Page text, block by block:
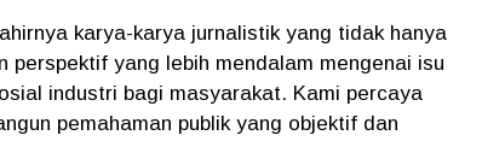
karya-karya jurnalistik yang tidak hanya
yang lebih mendalam mengenai isu
industri bagi masyarakat. Kami percaya
pemahaman publik yang objektif dan